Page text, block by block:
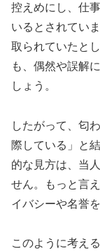
控えめにし、仕
いるとされてい
取られていたと
も、偶然や誤解
しょう。
したがって、匂
際している」と
的な見方は、当
せん。もっと言
イバシーや名誉
このように考え